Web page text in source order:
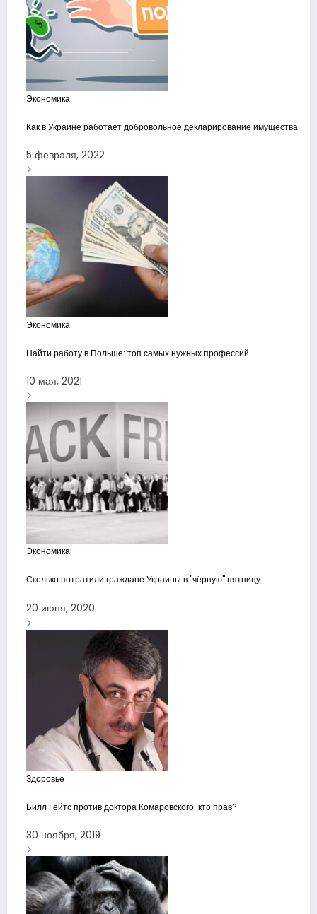
Экономика
Как в Украине работает добровольное декларирование имущества
5 февраля, 2022
Экономика
Найти работу в Польше: топ самых нужных профессий
10 мая, 2021
Экономика
Сколько потратили граждане Украины в "чёрную" пятницу
20 июня, 2020
Здоровье
Билл Гейтс против доктора Комаровского: кто прав?
30 ноября, 2019